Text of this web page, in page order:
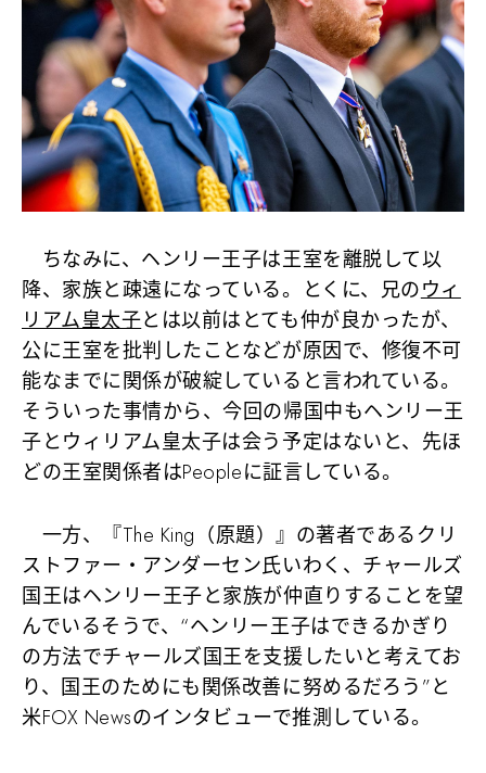
ちなみに、ヘンリー王子は王室を離脱して以
降、家族と疎遠になっている。とくに、兄のウィ
リアム皇太子とは以前はとても仲が良かったが、
公に王室を批判したことなどが原因で、修復不可
能なまでに関係が破綻していると言われている。
そういった事情から、今回の帰国中もヘンリー王
子とウィリアム皇太子は会う予定はないと、先ほ
どの王室関係者はPeopleに証言している。
一方、『The King（原題）』の著者であるクリ
ストファー・アンダーセン氏いわく、チャールズ
国王はヘンリー王子と家族が仲直りすることを望
んでいるそうで、“ヘンリー王子はできるかぎり
の方法でチャールズ国王を支援したいと考えてお
り、国王のためにも関係改善に努めるだろう”と
米FOX Newsのインタビューで推測している。